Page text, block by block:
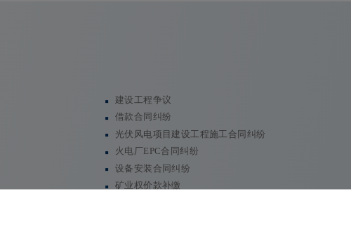
建设工程争议
借款合同纠纷
光伏风电项目建设工程施工合同纠纷
火电厂EPC合同纠纷
设备安装合同纠纷
矿业权价款补缴